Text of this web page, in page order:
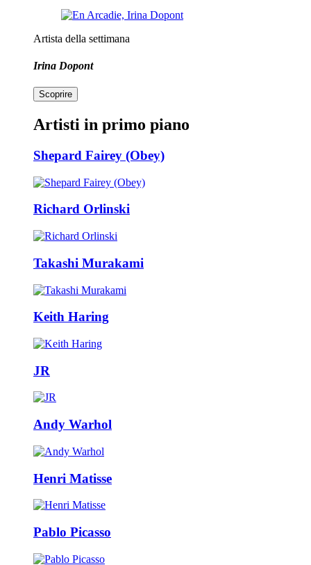
Artista della settimana
Irina Dopont
Scoprire
Artisti in primo piano
Shepard Fairey (Obey)
Richard Orlinski
Takashi Murakami
Keith Haring
JR
Andy Warhol
Henri Matisse
Pablo Picasso